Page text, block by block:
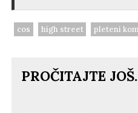
cos high street pleteni
PROČITAJTE